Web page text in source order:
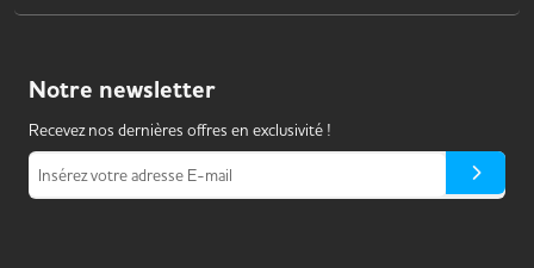
Notre newsletter
Recevez nos dernières offres en exclusivité !
Insérez votre adresse E-mail